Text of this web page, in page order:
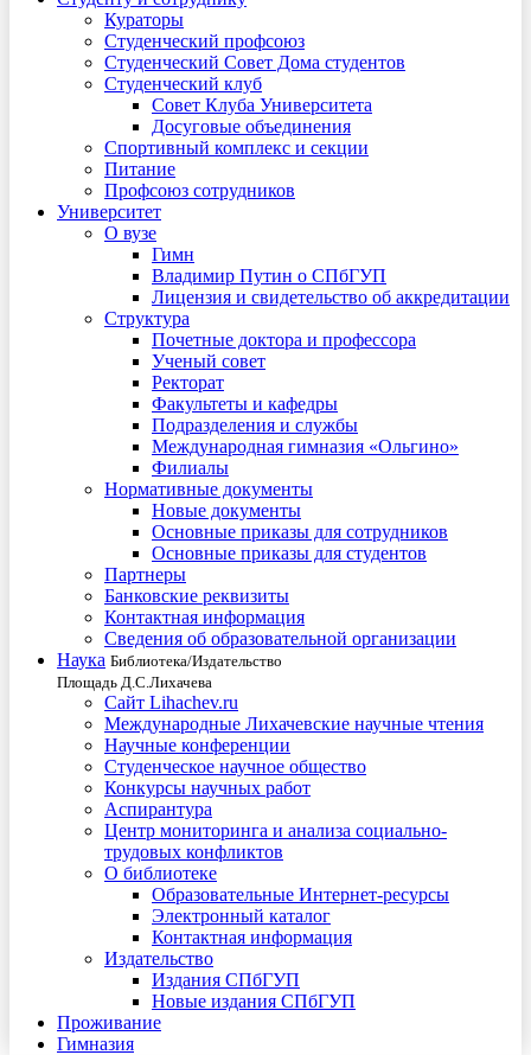
Кураторы
Студенческий профсоюз
Студенческий Совет Дома студентов
Студенческий клуб
Совет Клуба Университета
Досуговые объединения
Спортивный комплекс и секции
Питание
Профсоюз сотрудников
Университет
О вузе
Гимн
Владимир Путин о СПбГУП
Лицензия и свидетельство об аккредитации
Структура
Почетные доктора и профессора
Ученый совет
Ректорат
Факультеты и кафедры
Подразделения и службы
Международная гимназия «Ольгино»
Филиалы
Нормативные документы
Новые документы
Основные приказы для сотрудников
Основные приказы для студентов
Партнеры
Банковские реквизиты
Контактная информация
Сведения об образовательной организации
Наука Библиотека/Издательство
Площадь Д.С.Лихачева
Сайт Lihachev.ru
Международные Лихачевские научные чтения
Научные конференции
Студенческое научное общество
Конкурсы научных работ
Аспирантура
Центр мониторинга и анализа социально-
трудовых конфликтов
О библиотеке
Образовательные Интернет-ресурсы
Электронный каталог
Контактная информация
Издательство
Издания СПбГУП
Новые издания СПбГУП
Проживание
Гимназия